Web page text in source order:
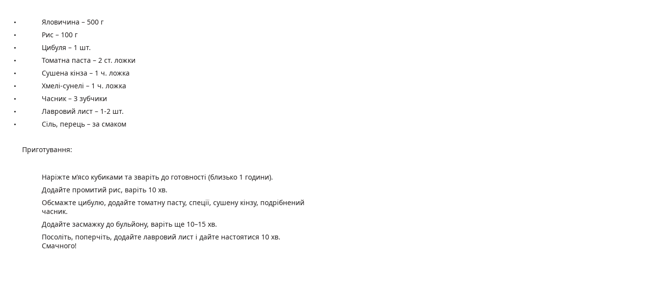
Яловичина – 500 г
Рис – 100 г
Цибуля – 1 шт.
Томатна паста – 2 ст. ложки
Сушена кінза – 1 ч. ложка
Хмелі-сунелі – 1 ч. ложка
Часник – 3 зубчики
Лавровий лист – 1-2 шт.
Сіль, перець – за смаком
Приготування:
Наріжте м’ясо кубиками та зваріть до готовності (близько 1 години).
Додайте промитий рис, варіть 10 хв.
Обсмажте цибулю, додайте томатну пасту, спеції, сушену кінзу, подрібнений
часник.
Додайте засмажку до бульйону, варіть ще 10–15 хв.
Посоліть, поперчіть, додайте лавровий лист і дайте настоятися 10 хв.
Смачного!